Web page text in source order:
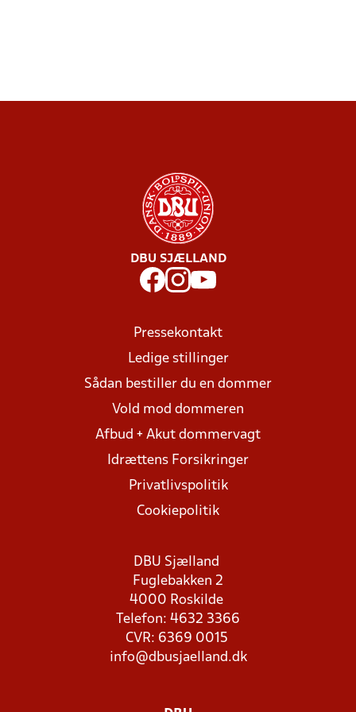
DBU SJÆLLAND
Pressekontakt
Ledige stillinger
Sådan bestiller du en dommer
Vold mod dommeren
Afbud + Akut dommervagt
Idrættens Forsikringer
Privatlivspolitik
Cookiepolitik
DBU Sjælland
Fuglebakken 2
4000 Roskilde
Telefon: 4632 3366
CVR: 6369 0015
info@dbusjaelland.dk